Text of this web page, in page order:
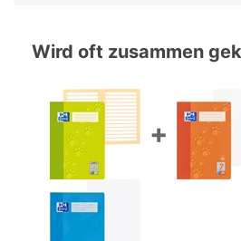
Wird oft zusammen
+